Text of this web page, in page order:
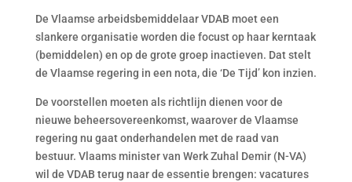
De Vlaamse arbeidsbemiddelaar VDAB moet een
slankere organisatie worden die focust op haar kerntaak
(bemiddelen) en op de grote groep inactieven. Dat stelt
de Vlaamse regering in een nota, die ‘De Tijd’ kon inzien.
De voorstellen moeten als richtlijn dienen voor de
nieuwe beheersovereenkomst, waarover de Vlaamse
regering nu gaat onderhandelen met de raad van
bestuur. Vlaams minister van Werk Zuhal Demir (N-VA)
wil de VDAB terug naar de essentie brengen: vacatures